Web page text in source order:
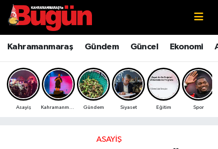
Kahramanmaraş Gündem Güncel Ekonomi
Asayiş Gündem Siyaset Eğitim Spor
ASAYIŞ
Kahramanmaraş
Kahramanmaraş Sokak Röportajları
Bilim ve Teknoloji
Çevre
Kahramanmaraş Nöbetçi Eczaneler
Kahramanmaraş Hava Durumu
Kahramanmaraş Namaz Vakitleri
Kahramanmaraş Trafik Yoğunluk Haritası
Süper Lig Puan Durumu ve Fikstür